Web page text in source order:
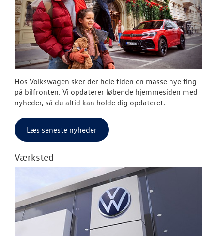
Hos Volkswagen sker der hele tiden en masse nye ting
på bilfronten. Vi opdaterer løbende hjemmesiden med
nyheder, så du altid kan holde dig opdateret.
Læs seneste nyheder
Værksted